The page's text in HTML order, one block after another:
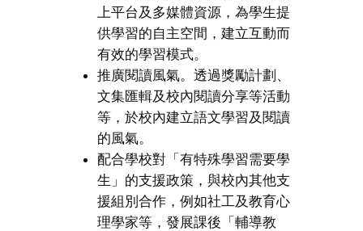
上平台及多媒體資源，為學生提
供學習的自主空間，建立互動而
有效的學習模式。
推廣閱讀風氣。透過獎勵計劃、
文集匯輯及校內閱讀分享等活動
等，於校內建立語文學習及閱讀
的風氣。
配合學校對「有特殊學習需要學
生」的支援政策，與校內其他支
援組別合作，例如社工及教育心
理學家等，發展課後「輔導教